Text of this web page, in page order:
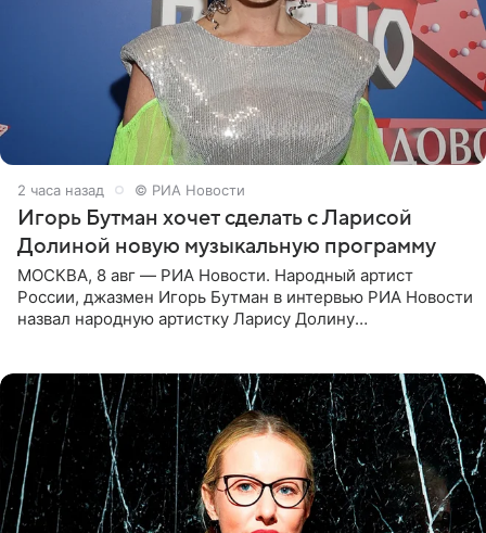
2 часа назад © РИА Новости
Игорь Бутман хочет сделать с Ларисой
Долиной новую музыкальную программу
МОСКВА, 8 авг — РИА Новости. Народный артист
России, джазмен Игорь Бутман в интервью РИА Новости
назвал народную артистку Ларису Долину